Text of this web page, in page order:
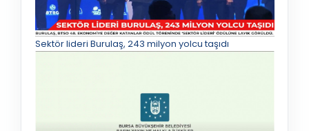
Sektör lideri Burulaş, 243 milyon yolcu taşıdı